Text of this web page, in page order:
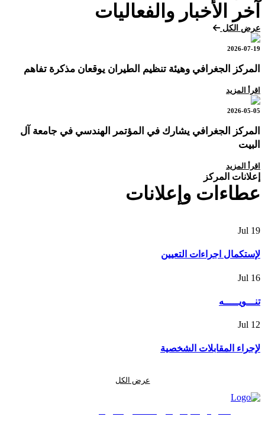
آخر الأخبار والفعاليات
عرض الكل
2026-07-19
المركز الجغرافي وهيئة تنظيم الطيران يوقعان مذكرة تفاهم
اقرأ المزيد
2026-05-05
المركز الجغرافي يشارك في المؤتمر الهندسي في جامعة آل
البيت
اقرأ المزيد
إعلانات المركز
عطاءات وإعلانات
19
Jul
لإستكمال اجراءات التعيين
16
Jul
تنـــويـــــه
12
Jul
لإجراء المقابلات الشخصية
عرض الكل